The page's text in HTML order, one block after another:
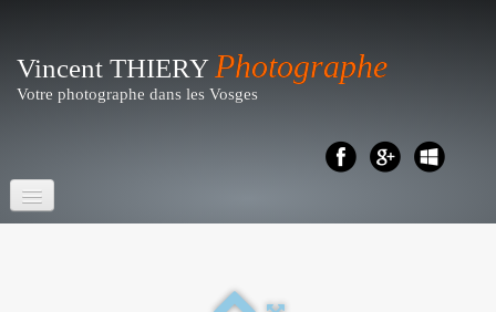
Vincent THIERY Photographe
Votre photographe dans les Vosges